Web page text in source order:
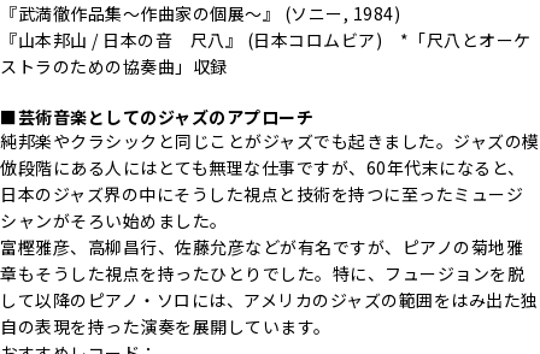
『武満徹作品集～作曲家の個展～』 (ソニー, 1984)
『山本邦山 / 日本の音 尺八』 (日本コロムビア) *「尺八とオーケ
ストラのための協奏曲」収録
■芸術音楽としてのジャズのアプローチ
純邦楽やクラシックと同じことがジャズでも起きました。ジャズの模
倣段階にある人にはとても無理な仕事ですが、60年代末になると、
日本のジャズ界の中にそうした視点と技術を持つに至ったミュージ
シャンがそろい始めました。
富樫雅彦、高柳昌行、佐藤允彦などが有名ですが、ピアノの菊地雅
章もそうした視点を持ったひとりでした。特に、フュージョンを脱
して以降のピアノ・ソロには、アメリカのジャズの範囲をはみ出た独
自の表現を持った演奏を展開しています。